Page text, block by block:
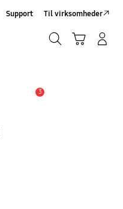
Support Til virksomheder
3